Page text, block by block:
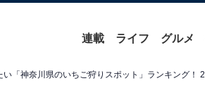
連載 ライフ グルメ